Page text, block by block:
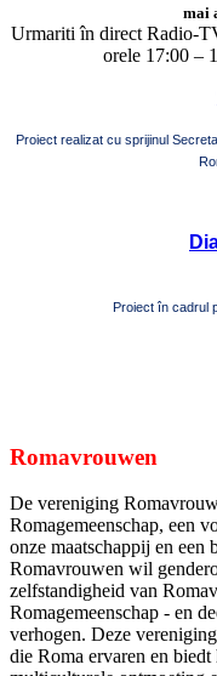
mai
Urmariti în direct Radio-
orele 17:00 –
Proiect realizat cu sprijinul
Proiect în cadrul
Romavrouwen
De vereniging
Romagemeenschap, een
onze maatschappij en een
Romavrouwen wil
zelfstandigheid van
Romagemeenschap - en
verhogen. Deze
die Roma ervaren en